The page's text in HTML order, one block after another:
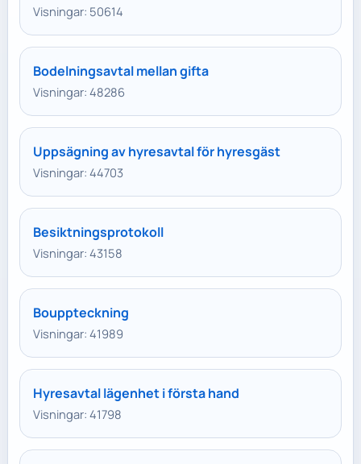
Visningar: 50614
Bodelningsavtal mellan gifta
Visningar: 48286
Uppsägning av hyresavtal för hyresgäst
Visningar: 44703
Besiktningsprotokoll
Visningar: 43158
Bouppteckning
Visningar: 41989
Hyresavtal lägenhet i första hand
Visningar: 41798